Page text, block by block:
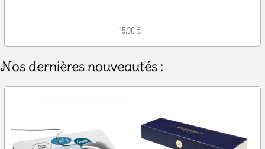
15,90 €
Nos dernières nouveautés :